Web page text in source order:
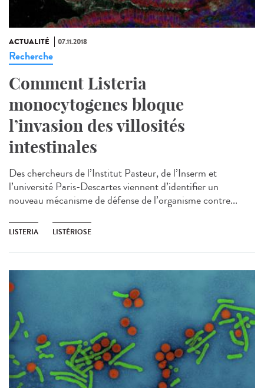
ACTUALITÉ 07.11.2018
Recherche
Comment Listeria
monocytogenes bloque
l’invasion des villosités
intestinales
Des chercheurs de l’Institut Pasteur, de l’Inserm et
l’université Paris-Descartes viennent d’identifier un
nouveau mécanisme de défense de l’organisme contre...
LISTERIA LISTÉRIOSE